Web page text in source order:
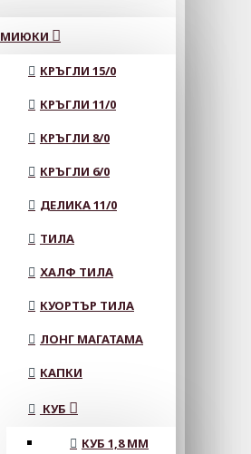
МИЮКИ
КРЪГЛИ 15/0
КРЪГЛИ 11/0
КРЪГЛИ 8/0
КРЪГЛИ 6/0
ДЕЛИКА 11/0
ТИЛА
ХАЛФ ТИЛА
КУОРТЪР ТИЛА
ЛОНГ МАГАТАМА
КАПКИ
КУБ
КУБ 1,8 ММ